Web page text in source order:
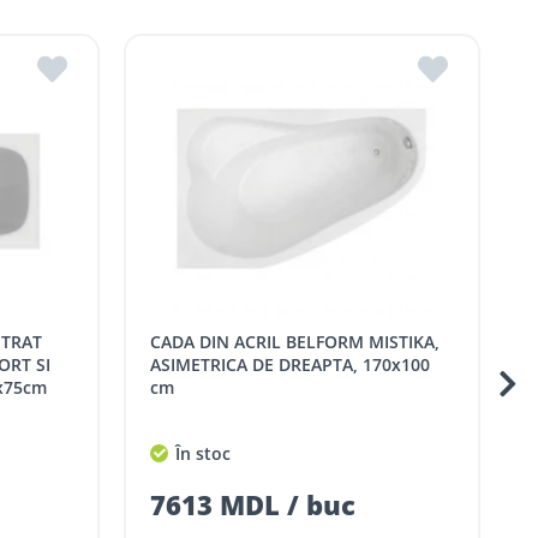
magazin ROMSTAL.
SI
CADA DIN ACRIL BELFORM MISTIKA,
ASIMETRICA DE DREAPTA, 170x100
cm
În stoc
7613 MDL / buc